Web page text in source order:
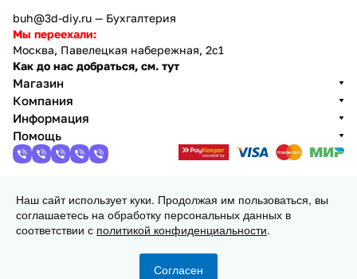
buh@3d-diy.ru — Бухгалтерия
Мы переехали:
Москва, Павелецкая набережная, 2с1
Как до нас добраться, см. тут
Магазин
Компания
Информация
Помощь
2013 - 2026 © 3DiY (Тридиай) - интернет-магазин
комплектующих для 3D принтеров, ЧПУ станков и
робототехники
Наш сайт использует куки. Продолжая им пользоваться, вы
соглашаетесь на обработку персональных данных в
соответствии с политикой конфиденциальности.
Согласен